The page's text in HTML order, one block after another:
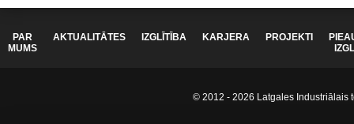
PAR
MUMS
AKTUALITĀTES IZGLĪTĪBA KARJERA PROJEKTI
© 2012 - 2026 Latgales Industriālais